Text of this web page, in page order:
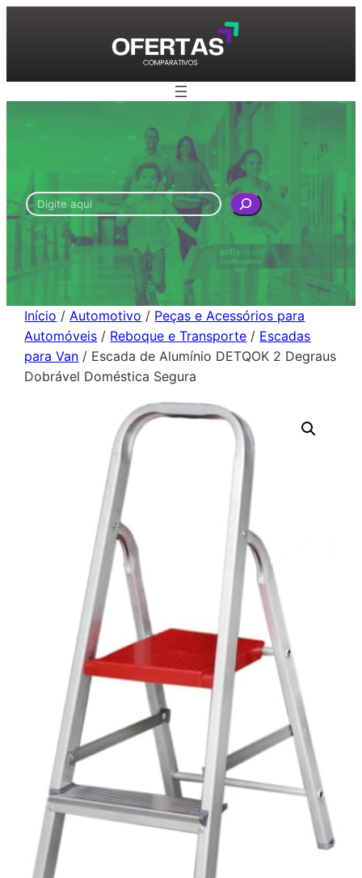
conteúdo
Pesquisar
Início /Automotivo / Peças e Acessórios para
Automóveis / Reboque e Transporte / Escadas
para Van / Escada de Alumínio DETQOK 2 Degraus
Dobrável Doméstica Segura